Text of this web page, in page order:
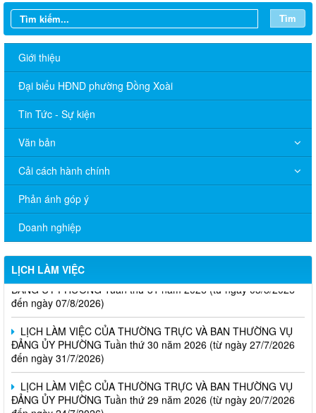
Tìm
Giới thiệu
Đại biểu HĐND phường Đồng Xoài
Tin Tức - Sự kiện
Văn bản
Cải cách hành chính
Phản ánh góp ý
Doanh nghiệp
LỊCH LÀM VIỆC
Lịch làm việc của Thường trực HĐND - UBND phường (Tuần
thứ 31, từ ngày 03/8/2026 đến ngày 09/8/2026)
LỊCH LÀM VIỆC CỦA THƯỜNG TRỰC VÀ BAN THƯỜNG VỤ
ĐẢNG ỦY PHƯỜNG Tuần thứ 31 năm 2026 (từ ngày 03/8/2026
đến ngày 07/8/2026)
LỊCH LÀM VIỆC CỦA THƯỜNG TRỰC VÀ BAN THƯỜNG VỤ
ĐẢNG ỦY PHƯỜNG Tuần thứ 30 năm 2026 (từ ngày 27/7/2026
đến ngày 31/7/2026)
LỊCH LÀM VIỆC CỦA THƯỜNG TRỰC VÀ BAN THƯỜNG VỤ
ĐẢNG ỦY PHƯỜNG Tuần thứ 29 năm 2026 (từ ngày 20/7/2026
đến ngày 24/7/2026)